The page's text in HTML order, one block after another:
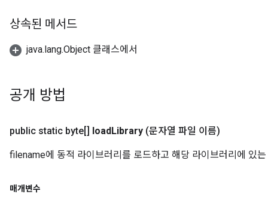
상속된 메서드
java.lang.Object 클래스에서
공개 방법
public static byte[] loadLibrary (문자열 파일 이름)
filename에 동적 라이브러리를 로드하고 해당 라이브러리에 있
매개변수